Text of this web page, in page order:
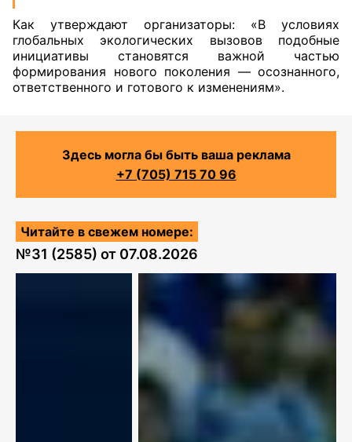
Как утверждают организаторы: «В условиях
глобальных экологических вызовов подобные
инициативы становятся важной частью
формирования нового поколения — осознанного,
ответственного и готового к изменениям».
Здесь могла бы быть ваша реклама
+7 (705) 715 70 96
Читайте в свежем номере:
№31 (2585) от 07.08.2026